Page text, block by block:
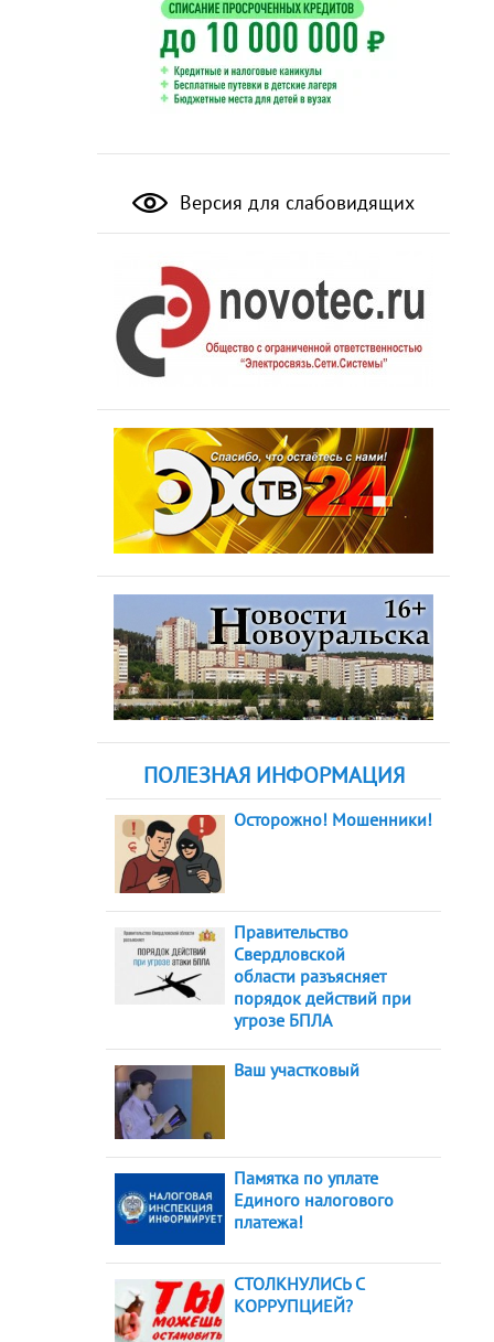
Версия для слабовидящих
ПОЛЕЗНАЯ ИНФОРМАЦИЯ
Осторожно! Мошенники!
Правительство
Свердловской
области разъясняет
порядок действий при
угрозе БПЛА
Ваш участковый
Памятка по уплате
Единого налогового
платежа!
СТОЛКНУЛИСЬ С
КОРРУПЦИЕЙ?